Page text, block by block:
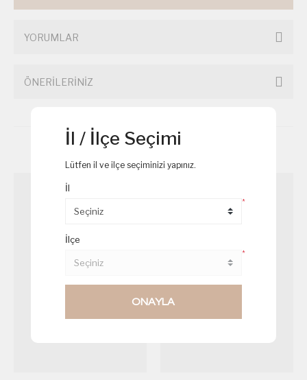
YORUMLAR
ÖNERİLERİNİZ
Birde Bu Ürünlere Göz Atın
İl / İlçe Seçimi
Lütfen il ve ilçe seçiminizi yapınız.
İl
*
İlçe
*
ONAYLA